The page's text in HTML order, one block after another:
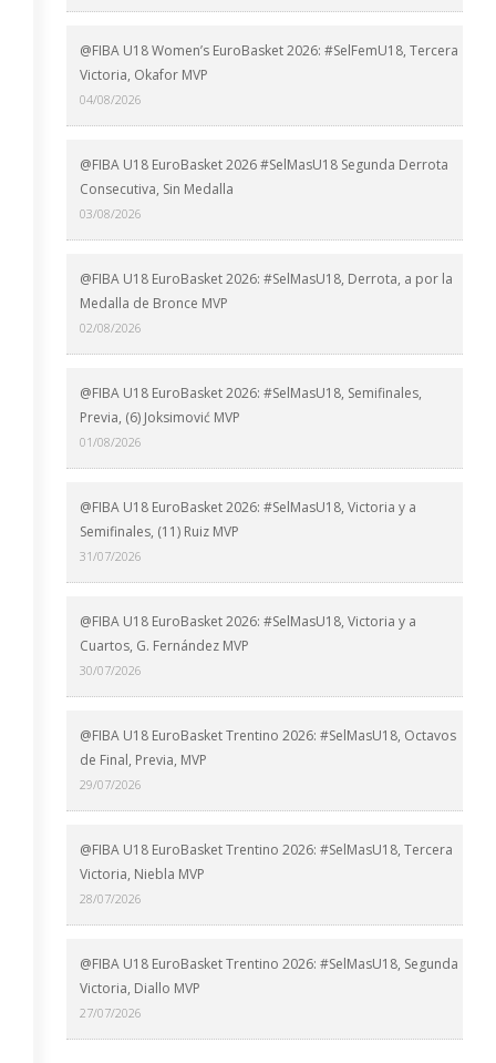
@FIBA U18 Women’s EuroBasket 2026: #SelFemU18, Tercera
Victoria, Okafor MVP
04/08/2026
@FIBA U18 EuroBasket 2026 #SelMasU18 Segunda Derrota
Consecutiva, Sin Medalla
03/08/2026
@FIBA U18 EuroBasket 2026: #SelMasU18, Derrota, a por la
Medalla de Bronce MVP
02/08/2026
@FIBA U18 EuroBasket 2026: #SelMasU18, Semifinales,
Previa, (6) Joksimović MVP
01/08/2026
@FIBA U18 EuroBasket 2026: #SelMasU18, Victoria y a
Semifinales, (11) Ruiz MVP
31/07/2026
@FIBA U18 EuroBasket 2026: #SelMasU18, Victoria y a
Cuartos, G. Fernández MVP
30/07/2026
@FIBA U18 EuroBasket Trentino 2026: #SelMasU18, Octavos
de Final, Previa, MVP
29/07/2026
@FIBA U18 EuroBasket Trentino 2026: #SelMasU18, Tercera
Victoria, Niebla MVP
28/07/2026
@FIBA U18 EuroBasket Trentino 2026: #SelMasU18, Segunda
Victoria, Diallo MVP
27/07/2026